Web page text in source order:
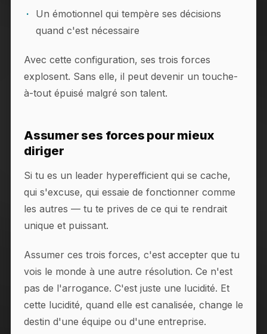
Un émotionnel qui tempère ses décisions
quand c'est nécessaire
Avec cette configuration, ses trois forces
explosent. Sans elle, il peut devenir un touche-
à-tout épuisé malgré son talent.
Assumer ses forces pour mieux
diriger
Si tu es un leader hyperefficient qui se cache,
qui s'excuse, qui essaie de fonctionner comme
les autres — tu te prives de ce qui te rendrait
unique et puissant.
Assumer ces trois forces, c'est accepter que tu
vois le monde à une autre résolution. Ce n'est
pas de l'arrogance. C'est juste une lucidité. Et
cette lucidité, quand elle est canalisée, change le
destin d'une équipe ou d'une entreprise.